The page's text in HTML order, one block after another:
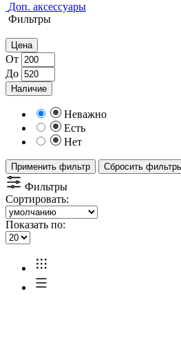
Доп. аксессуары
Фильтры
Цена
От
До
Наличие
Неважно
Есть
Нет
Применить фильтр Сбросить
Фильтры
Сортировать:
Показать по: